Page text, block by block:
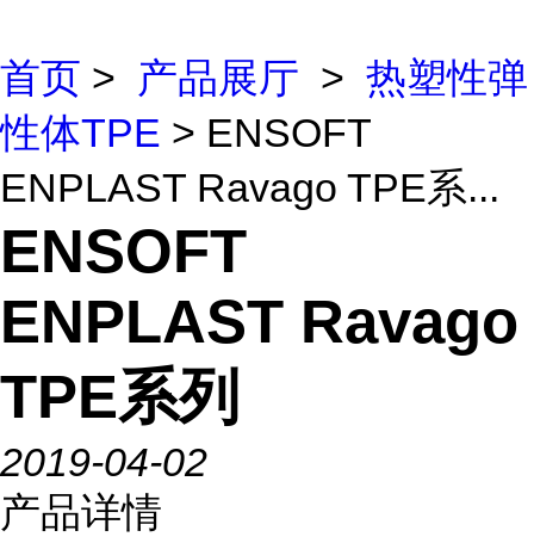
首页 > 产品展厅 > 热塑性弹
性体TPE > ENSOFT
ENPLAST Ravago TPE系...
ENSOFT
ENPLAST Ravago
TPE系列
2019-04-02
产品详情